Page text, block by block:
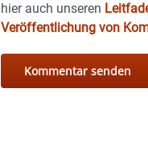
hier auch unseren
Veröffentlichung von